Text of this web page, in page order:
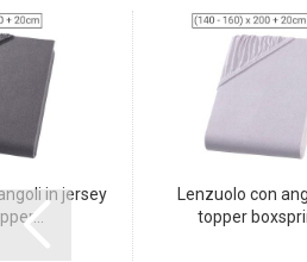
in jersey
Lenzuolo con
topper